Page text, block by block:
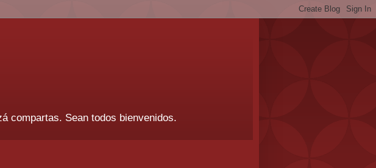
compartas. Sean todos bienvenidos.